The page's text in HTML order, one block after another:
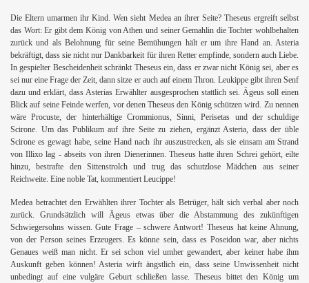
Die Eltern umarmen ihr Kind. Wen sieht Medea an ihrer Seite? Theseus ergreift selbst
das Wort: Er gibt dem König von Athen und seiner Gemahlin die Tochter wohlbehalten
zurück und als Belohnung für seine Bemühungen hält er um ihre Hand an. Asteria
bekräftigt, dass sie nicht nur Dankbarkeit für ihren Retter empfinde, sondern auch Liebe.
In gespielter Bescheidenheit schränkt Theseus ein, dass er zwar nicht König sei, aber es
sei nur eine Frage der Zeit, dann sitze er auch auf einem Thron. Leukippe gibt ihren Senf
dazu und erklärt, dass Asterias Erwählter ausgesprochen stattlich sei. Ägeus soll einen
Blick auf seine Feinde werfen, vor denen Theseus den König schützen wird. Zu nennen
wäre Procuste, der hinterhältige Crommionus, Sinni, Perisetas und der schuldige
Scirone. Um das Publikum auf ihre Seite zu ziehen, ergänzt Asteria, dass der üble
Scirone es gewagt habe, seine Hand nach ihr auszustrecken, als sie einsam am Strand
von Illixo lag - abseits von ihren Dienerinnen. Theseus hatte ihren Schrei gehört, eilte
hinzu, bestrafte den Sittenstrolch und trug das schutzlose Mädchen aus seiner
Reichweite. Eine noble Tat, kommentiert Leucippe!
Medea betrachtet den Erwählten ihrer Tochter als Betrüger, hält sich verbal aber noch
zurück. Grundsätzlich will Ägeus etwas über die Abstammung des zukünftigen
Schwiegersohns wissen. Gute Frage – schwere Antwort! Theseus hat keine Ahnung,
von der Person seines Erzeugers. Es könne sein, dass es Poseidon war, aber nichts
Genaues weiß man nicht. Er sei schon viel umher gewandert, aber keiner habe ihm
Auskunft geben können! Asteria wirft ängstlich ein, dass seine Unwissenheit nicht
unbedingt auf eine vulgäre Geburt schließen lasse. Theseus bittet den König um